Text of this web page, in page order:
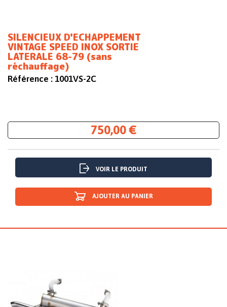
SILENCIEUX D'ECHAPPEMENT
VINTAGE SPEED INOX SORTIE
LATERALE 68-79 (sans
réchauffage)
Référence : 1001VS-2C
750,00 €
VOIR LE PRODUIT
AJOUTER AU PANIER